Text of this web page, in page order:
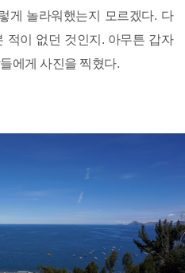
게 놀라워했는지 모르겠다. 다
적이 없던 것인지. 아무튼 갑자
에게 사진을 찍혔다.